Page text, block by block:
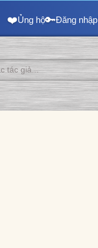
❤️Ủng hộ🔑Đăng nhập